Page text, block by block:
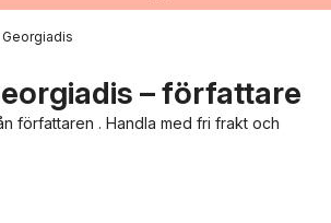
– författare
författaren . Handla med fri frakt och